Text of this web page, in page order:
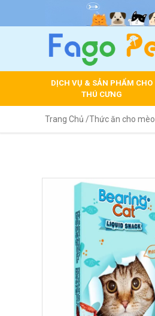
DỊCH VỤ & SẢN PHẨM CHO
THÚ CƯNG
Trang Chủ /Thức ăn cho mèo